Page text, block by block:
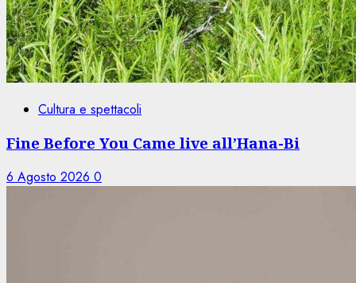
Cultura e spettacoli
Fine Before You Came live all’Hana-Bi
6 Agosto 2026 0